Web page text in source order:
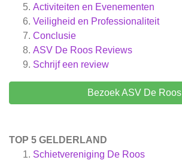
Activiteiten en Evenementen
Veiligheid en Professionaliteit
Conclusie
ASV De Roos Reviews
Schrijf een review
Bezoek ASV De Roos
TOP 5 GELDERLAND
Schietvereniging De Roos